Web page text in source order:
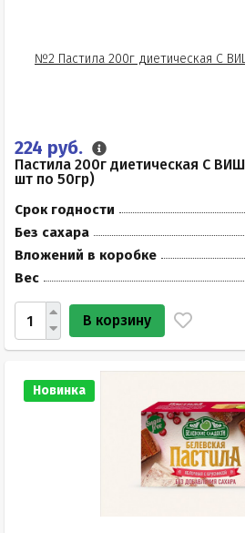
224 руб.
Пастила 200г диетическая С
шт по 50гр)
Срок годности
Без сахара
Вложений в коробке
Вес
В корзину
Новинка